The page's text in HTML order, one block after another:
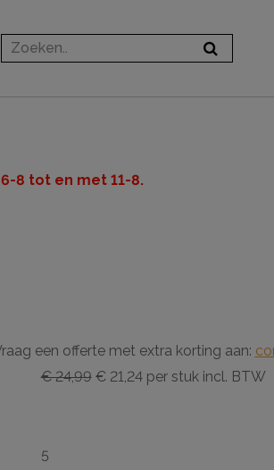
8 tot en met 11-8.
een offerte met extra korting aan:
€ 24,99€ 21,24 per stuk incl. BTW
5